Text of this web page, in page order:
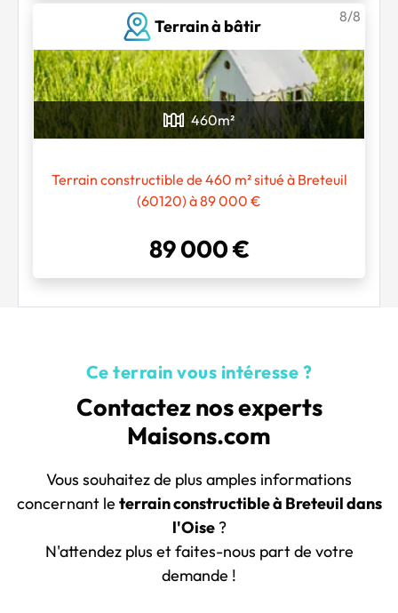
Terrain à bâtir
8/8
460m²
Terrain constructible de 460 m² situé à Breteuil
(60120) à 89 000 €
89 000 €
Ce terrain vous intéresse ?
Contactez nos experts
Maisons.com
Vous souhaitez de plus amples informations
concernant le terrain constructible à Breteuil dans
l'Oise?
N'attendez plus et faites-nous part de votre
demande !